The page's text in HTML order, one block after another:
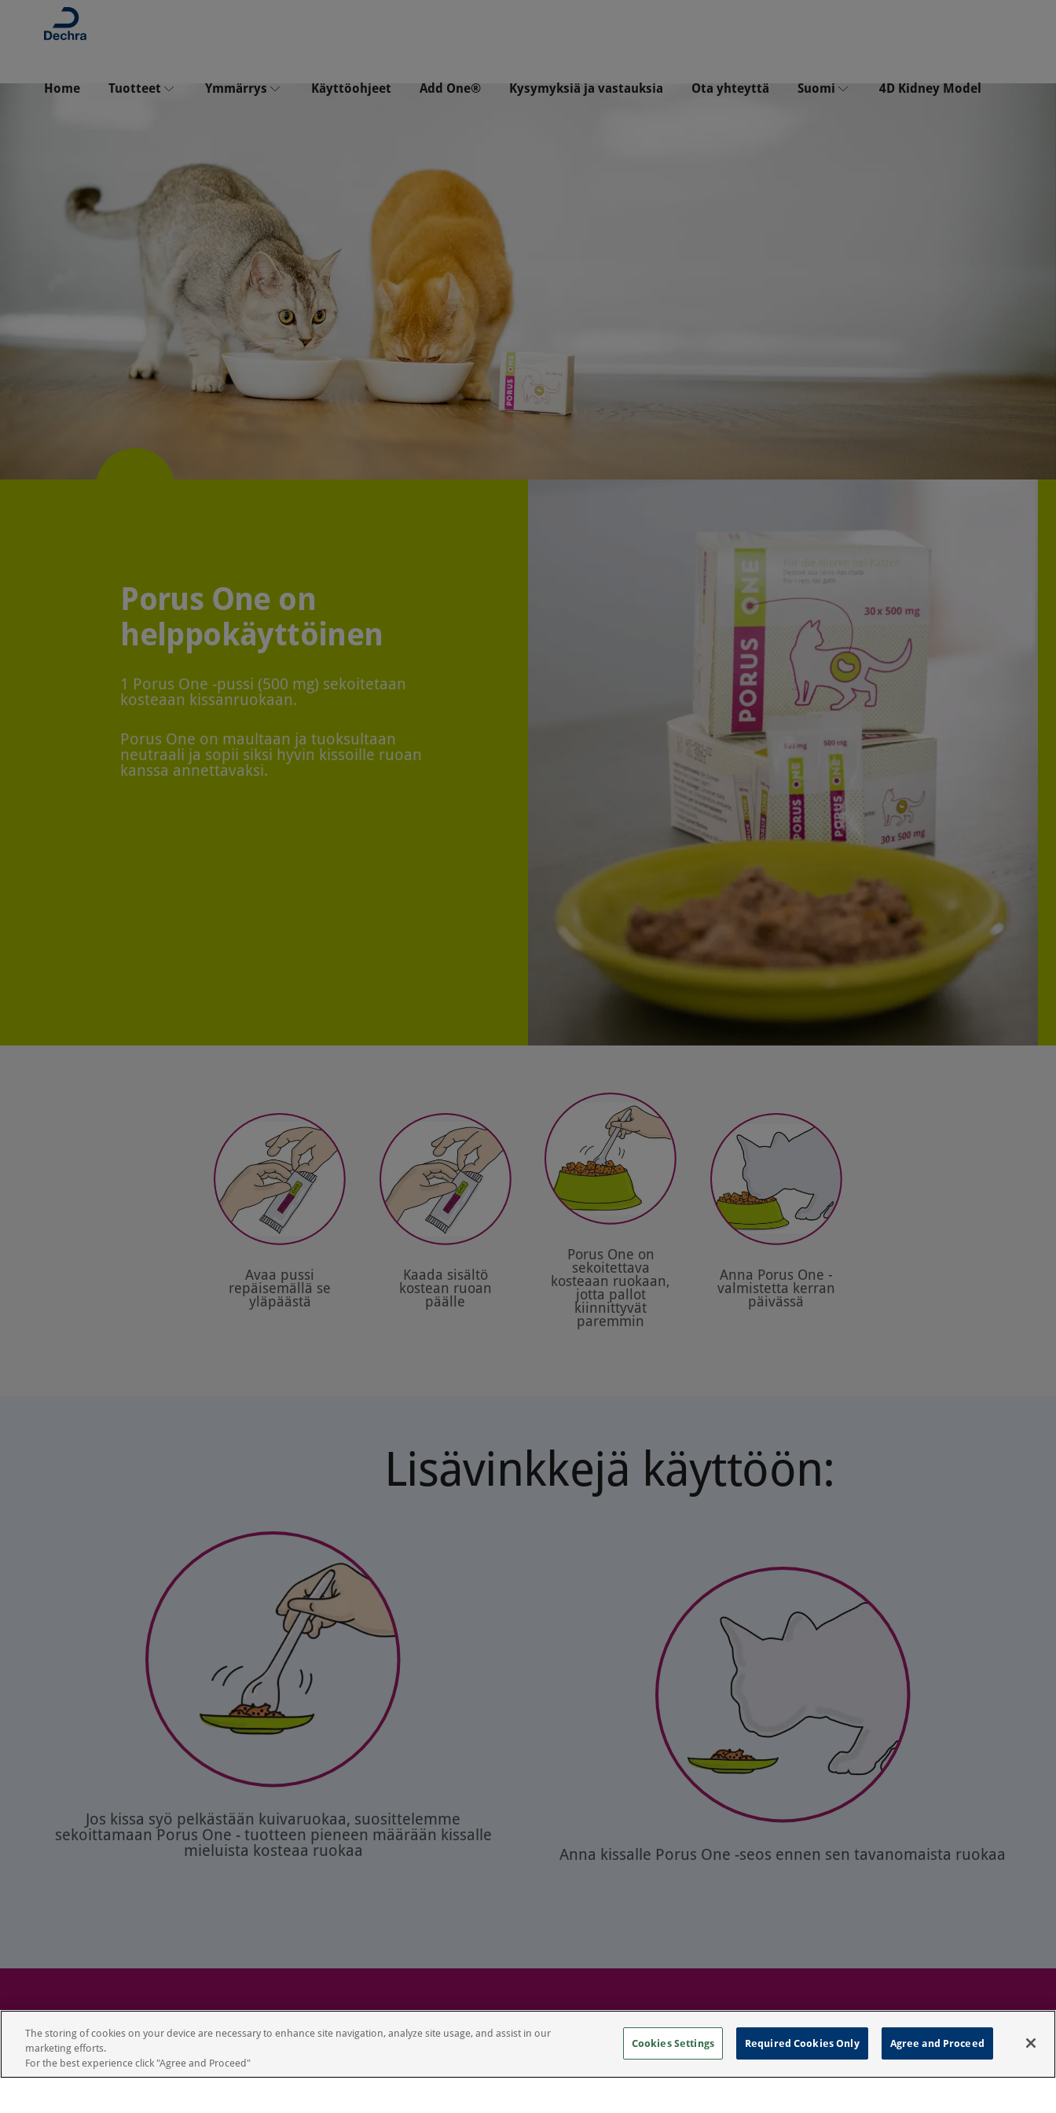
Home Tuotteet
Porus® One
Ymmärrys
Fosfaatti ja krooninen
munuaissairaus (CKD)
Ureemiset toksiinit
Käyttöohjeet Add One® Kysymyksiä ja vastauksia Ota yhteyttä Suomi
Norsk bokmål
Castellano
Slovenščina
Korean
4D Kidney Model
Porus One on
helppokäyttöinen
1 Porus One -pussi (500 mg) sekoitetaan
kosteaan kissanruokaan.
Porus One on maultaan ja tuoksultaan
neutraali ja sopii siksi hyvin kissoille ruoan
kanssa annettavaksi.
Avaa pussi
repäisemällä se
yläpäästä
Kaada sisältö
kostean ruoan
päälle
Porus One on
sekoitettava
kosteaan ruokaan,
jotta pallot
kiinnittyvät
paremmin
Anna Porus One -
valmistetta kerran
päivässä
Lisävinkkejä käyttöön:
Jos kissa syö pelkästään kuivaruokaa, suosittelemme
sekoittamaan Porus One - tuotteen pieneen määrään kissalle
mieluista kosteaa ruokaa
Anna kissalle Porus One -seos ennen sen tavanomaista ruokaa
Copyright 2022 Porus GmbH All rights reserved Legal Notice Privacy Policy
The storing of cookies on your device are necessary to enhance site navigation, analyze site usage, and assist in our
marketing efforts.
For the best experience click "Agree and Proceed"
Cookies Settings Required Cookies Only Agree and Proceed